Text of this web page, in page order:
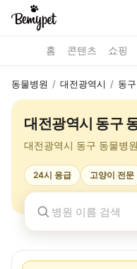
홈 콘텐츠 쇼핑
동물병원 / 대전광역시 / 동구
대전광역시 동구
대전광역시 동구 동물병
24시 응급 고양이 전문